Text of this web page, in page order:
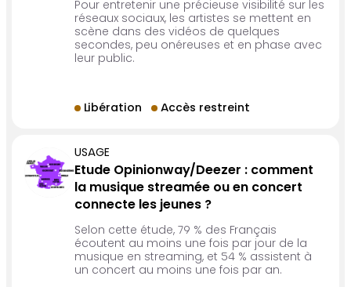
Pour entretenir une précieuse visibilité sur les
réseaux sociaux, les artistes se mettent en
scène dans des vidéos de quelques
secondes, peu onéreuses et en phase avec
leur public.
Libération Accès restreint
USAGE
Etude Opinionway/Deezer : comment
la musique streamée ou en concert
connecte les jeunes ?
Selon cette étude, 79 % des Français
écoutent au moins une fois par jour de la
musique en streaming, et 54 % assistent à
un concert au moins une fois par an.